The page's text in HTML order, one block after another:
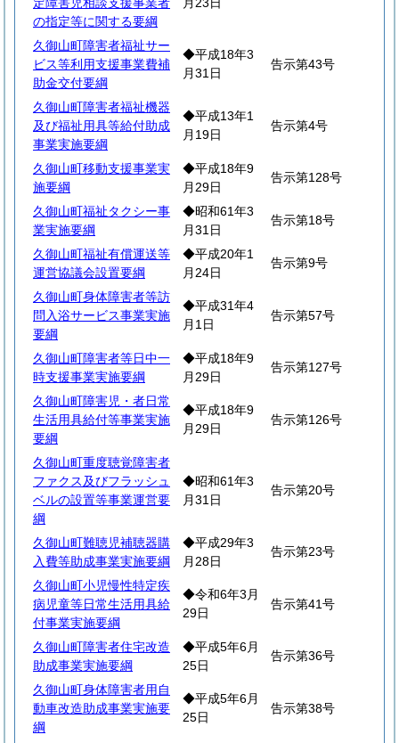
の指定等に関する要綱
久御山町障害者福祉サー
ビス等利用支援事業費補
助金交付要綱
◆平成18年3
月31日
告示第43号
久御山町障害者福祉機器
及び福祉用具等給付助成
事業実施要綱
◆平成13年1
月19日
告示第4号
久御山町移動支援事業実
施要綱
◆平成18年9
月29日
告示第128号
久御山町福祉タクシー事
業実施要綱
◆昭和61年3
月31日
告示第18号
久御山町福祉有償運送等
運営協議会設置要綱
◆平成20年1
月24日
告示第9号
久御山町身体障害者等訪
問入浴サービス事業実施
要綱
◆平成31年4
月1日
告示第57号
久御山町障害者等日中一
時支援事業実施要綱
◆平成18年9
月29日
告示第127号
久御山町障害児・者日常
生活用具給付等事業実施
要綱
◆平成18年9
月29日
告示第126号
久御山町重度聴覚障害者
ファクス及びフラッシュ
ベルの設置等事業運営要
綱
◆昭和61年3
月31日
告示第20号
久御山町難聴児補聴器購
入費等助成事業実施要綱
◆平成29年3
月28日
告示第23号
久御山町小児慢性特定疾
病児童等日常生活用具給
付事業実施要綱
◆令和6年3月
29日
告示第41号
久御山町障害者住宅改造
助成事業実施要綱
◆平成5年6月
25日
告示第36号
久御山町身体障害者用自
動車改造助成事業実施要
綱
◆平成5年6月
25日
告示第38号